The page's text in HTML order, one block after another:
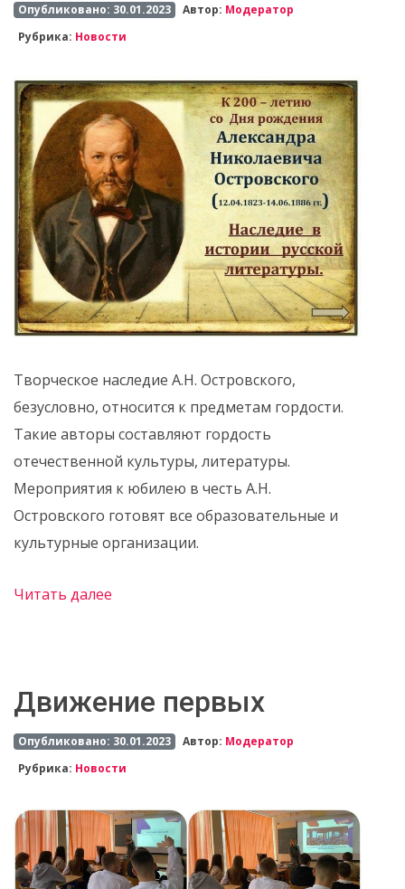
Опубликовано: 30.01.2023 Автор: Модератор
Рубрика: Новости
Творческое наследие А.Н. Островского,
безусловно, относится к предметам гордости.
Такие авторы составляют гордость
отечественной культуры, литературы.
Мероприятия к юбилею в честь А.Н.
Островского готовят все образовательные и
культурные организации.
Читать далее
Движение первых
Опубликовано: 30.01.2023 Автор: Модератор
Рубрика: Новости